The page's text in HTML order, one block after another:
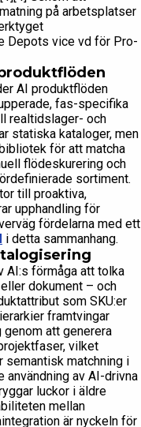
på arbetsplatser
Depots vice vd för Pro-
AI produktflöden
fas-specifika
realtidslager- och
statiska kataloger, men
för att matcha
flödeskurering och
sortiment.
till proaktiva,
upphandling för
fördelarna med ett
i detta sammanhang.
AI:s förmåga att tolka
dokument – och
som SKU:er
framtvingar
att generera
vilket
semantisk matchning i
användning av AI-drivna
luckor i äldre
mellan
är nyckeln för